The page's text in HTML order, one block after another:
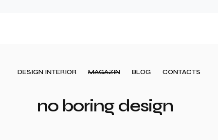
DESIGN INTERIOR MAGAZIN BLOG CONTACTS
no boring design